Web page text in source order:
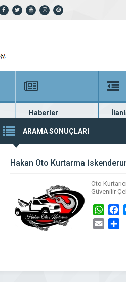
Haberler
En güncel haberler
ARAMA SONUÇLARI
Hakan Oto Kurtarma
Oto
Güvenilir
Email